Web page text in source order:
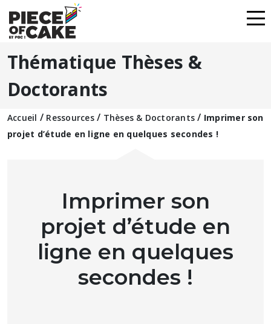
Thématique Thèses &
Doctorants
Accueil / Ressources/ Thèses & Doctorants / Imprimer son
projet d’étude en ligne en quelques secondes !
Imprimer son
projet d’étude en
ligne en quelques
secondes !